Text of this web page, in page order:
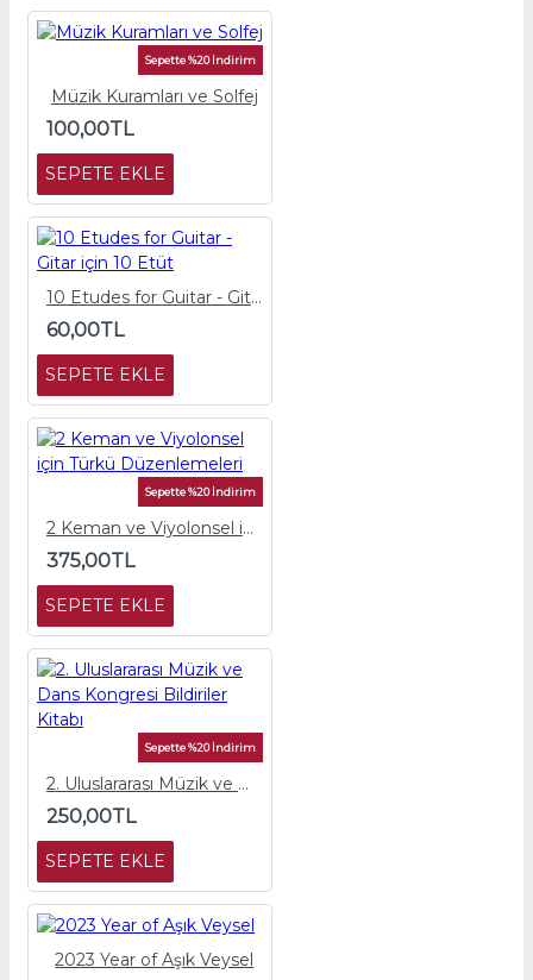
Sepette %20 İndirim
Müzik Kuramları ve Solfej
100,00TL
SEPETE EKLE
10 Etudes for Guitar - Gitar için 10 Etüt
60,00TL
SEPETE EKLE
Sepette %20 İndirim
2 Keman ve Viyolonsel için Türkü Düzenlemeleri
375,00TL
SEPETE EKLE
Sepette %20 İndirim
2. Uluslararası Müzik ve Dans Kongresi Bildiriler Kitabı
250,00TL
SEPETE EKLE
2023 Year of Aşık Veysel